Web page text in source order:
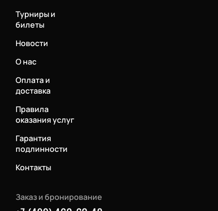
Турниры и
билеты
Новости
О нас
Оплата и
доставка
Правила
оказания услуг
Гарантия
подлинности
Контакты
Заказ и бронирование